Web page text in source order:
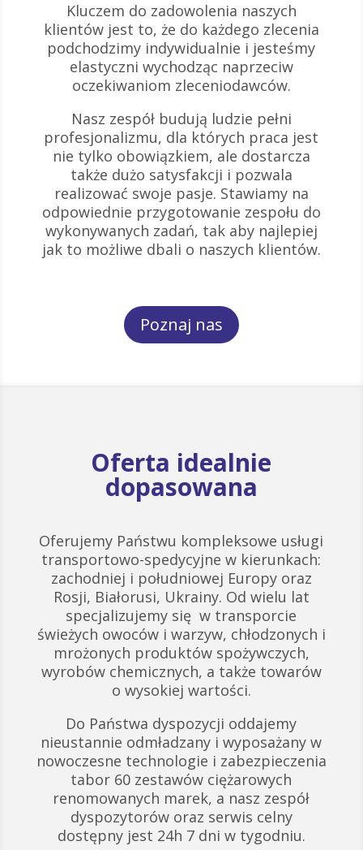
Kluczem do zadowolenia naszych
klientów jest to, że do każdego zlecenia
podchodzimy indywidualnie i jesteśmy
elastyczni wychodząc naprzeciw
oczekiwaniom zleceniodawców.
Nasz zespół budują ludzie pełni
profesjonalizmu, dla których praca jest
nie tylko obowiązkiem, ale dostarcza
także dużo satysfakcji i pozwala
realizować swoje pasje. Stawiamy na
odpowiednie przygotowanie zespołu do
wykonywanych zadań, tak aby najlepiej
jak to możliwe dbali o naszych klientów.
Poznaj nas
Oferta idealnie
dopasowana
Oferujemy Państwu kompleksowe usługi
transportowo-spedycyjne w kierunkach:
zachodniej i południowej Europy oraz
Rosji, Białorusi, Ukrainy. Od wielu lat
specjalizujemy się w transporcie
świeżych owoców i warzyw, chłodzonych i
mrożonych produktów spożywczych,
wyrobów chemicznych, a także towarów
o wysokiej wartości.
Do Państwa dyspozycji oddajemy
nieustannie odmładzany i wyposażany w
nowoczesne technologie i zabezpieczenia
tabor 60 zestawów ciężarowych
renomowanych marek, a nasz zespół
dyspozytorów oraz serwis celny
dostępny jest 24h 7 dni w tygodniu.